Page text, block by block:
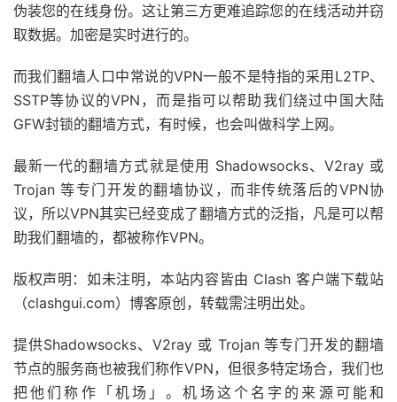
伪装您的在线身份。这让第三方更难追踪您的在线活动并窃
取数据。加密是实时进行的。
而我们翻墙人口中常说的VPN一般不是特指的采用L2TP、
SSTP等协议的VPN，而是指可以帮助我们绕过中国大陆
GFW封锁的翻墙方式，有时候，也会叫做科学上网。
最新一代的翻墙方式就是使用 Shadowsocks、V2ray 或
Trojan 等专门开发的翻墙协议，而非传统落后的VPN协
议，所以VPN其实已经变成了翻墙方式的泛指，凡是可以帮
助我们翻墙的，都被称作VPN。
版权声明：如未注明，本站内容皆由 Clash 客户端下载站
（clashgui.com）博客原创，转载需注明出处。
提供Shadowsocks、V2ray 或 Trojan 等专门开发的翻墙
节点的服务商也被我们称作VPN，但很多特定场合，我们也
把他们称作「机场」。机场这个名字的来源可能和